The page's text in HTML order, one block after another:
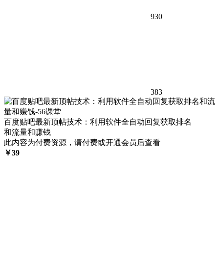
930
383
百度贴吧最新顶帖技术：利用软件全自动回复获取排名
和流量和赚钱
此内容为付费资源，请付费或开通会员后查看
￥39